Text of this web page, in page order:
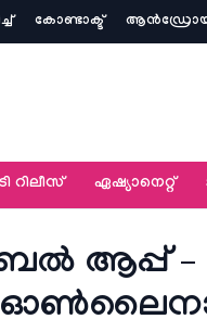
കോണ്ടാക്ട്
റിലീസ് ഏഷ്യാനെറ്റ്‌
ആപ്പ് –